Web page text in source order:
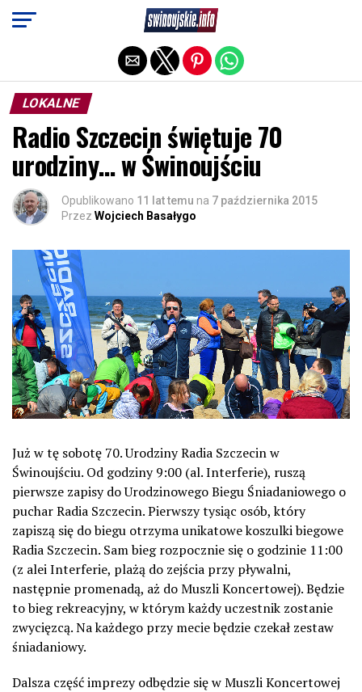
LOKALNE
Radio Szczecin świętuje 70
urodziny… w Świnoujściu
Opublikowano 11 lat temu na 7 października 2015
Przez Wojciech Basałygo
Już w tę sobotę 70. Urodziny Radia Szczecin w
Świnoujściu. Od godziny 9:00 (al. Interferie), ruszą
pierwsze zapisy do Urodzinowego Biegu Śniadaniowego o
puchar Radia Szczecin. Pierwszy tysiąc osób, który
zapiszą się do biegu otrzyma unikatowe koszulki biegowe
Radia Szczecin. Sam bieg rozpocznie się o godzinie 11:00
(z alei Interferie, plażą do zejścia przy pływalni,
następnie promenadą, aż do Muszli Koncertowej). Będzie
to bieg rekreacyjny, w którym każdy uczestnik zostanie
zwycięzcą. Na każdego przy mecie będzie czekał zestaw
śniadaniowy.
Dalsza część imprezy odbędzie się w Muszli Koncertowej
Exit mobile version